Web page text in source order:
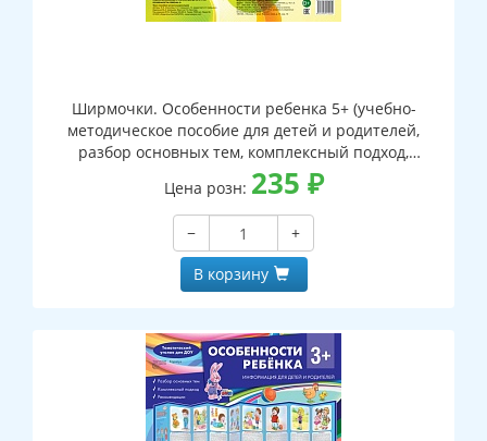
Ширмочки. Особенности ребенка 5+ (учебно-
методическое пособие для детей и родителей,
разбор основных тем, комплексный подход,
рекомендации) (195х280 мм)
Цена розн: 235 ₽
−
+
В корзину